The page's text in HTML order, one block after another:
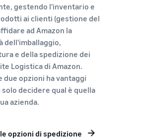
gestendo l'inventario e
ai clienti (gestione del
ad Amazon la
dell'imballaggio,
e della spedizione dei
Logistica di Amazon.
due opzioni ha vantaggi
decidere qual è quella
azienda.
opzioni di spedizione